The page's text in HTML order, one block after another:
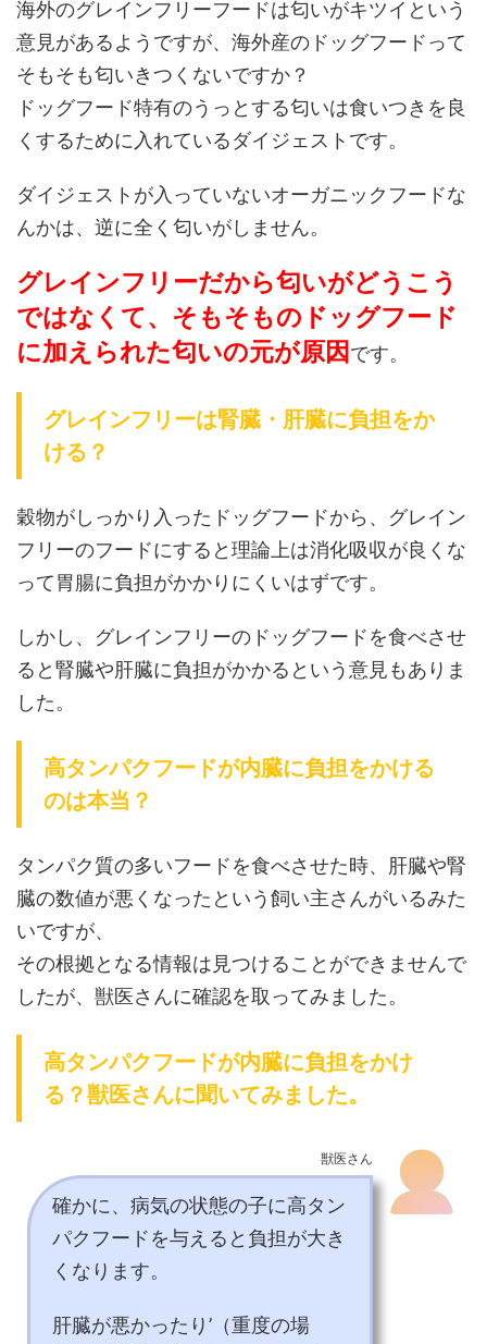
海外のグレインフリーフードは匂いがキツイという
意見があるようですが、海外産のドッグフードって
そもそも匂いきつくないですか？
ドッグフード特有のうっとする匂いは食いつきを良
くするために入れているダイジェストです。
ダイジェストが入っていないオーガニックフードな
んかは、逆に全く匂いがしません。
グレインフリーだから匂いがどうこう
ではなくて、そもそものドッグフード
に加えられた匂いの元が原因です。
グレインフリーは腎臓・肝臓に負担をか
ける？
穀物がしっかり入ったドッグフードから、グレイン
フリーのフードにすると理論上は消化吸収が良くな
って胃腸に負担がかかりにくいはずです。
しかし、グレインフリーのドッグフードを食べさせ
ると腎臓や肝臓に負担がかかるという意見もありま
した。
高タンパクフードが内臓に負担をかける
のは本当？
タンパク質の多いフードを食べさせた時、肝臓や腎
臓の数値が悪くなったという飼い主さんがいるみた
いですが、
その根拠となる情報は見つけることができませんで
したが、獣医さんに確認を取ってみました。
高タンパクフードが内臓に負担をかけ
る？獣医さんに聞いてみました。
獣医さん
確かに、病気の状態の子に高タン
パクフードを与えると負担が大き
くなります。
肝臓が悪かったり’（重度の場